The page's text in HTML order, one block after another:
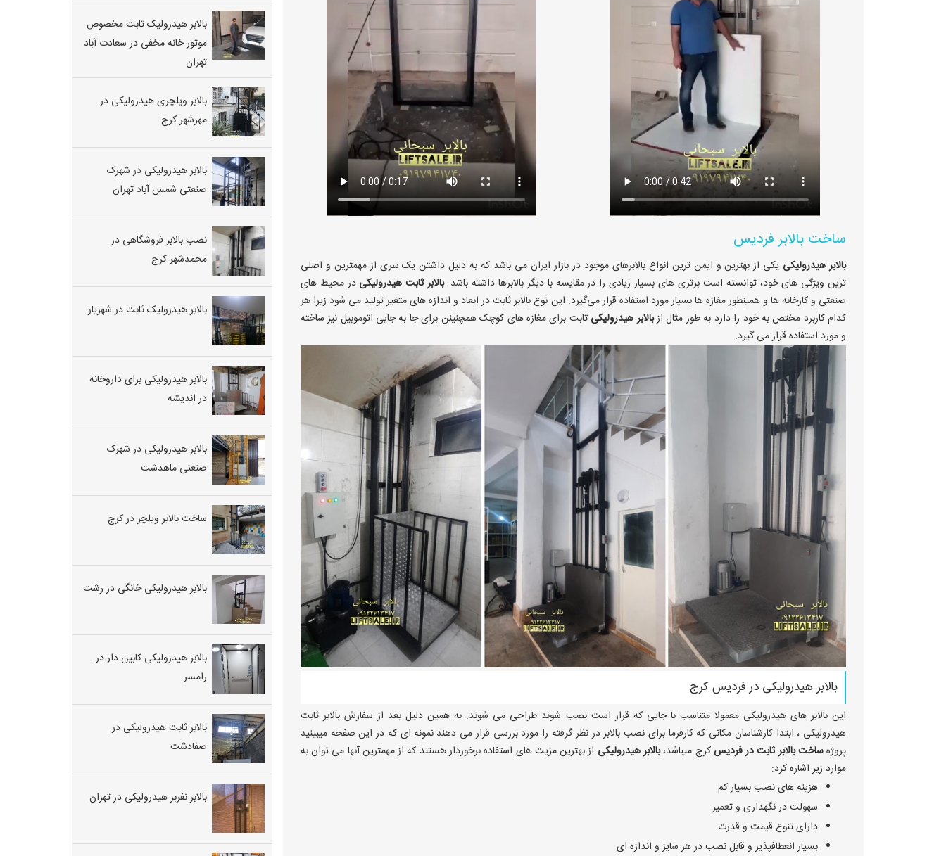
ساخت بالابر فردیس
بالابر هیدرولیکی یکی از بهترین و ایمن ترین انواع بالابرهای موجود در بازار ایران می باشد که به دلیل داشتن یک سری از مهمترین و اصلی
ترین ویژگی های خود، توانسته است برتری های بسیار زیادی را در مقایسه با دیگر بالابرها داشته باشد.بالابر ثابت هیدرولیکی در محیط های
صنعتی و کارخانه ها و همینطور مغازه ها بسیار مورد استفاده قرار می‌گیرد. این نوع بالابر ثابت در ابعاد و اندازه های متغیر تولید می شود زیرا هر
کدام کاربرد مختص به خود را دارد به طور مثال ازبالابر هیدرولیکی ثابت برای مغازه های کوچک همچنینن برای جا به جایی اتوموبیل نیز ساخته
و مورد استفاده قرار می گیرد.
بالابر هیدرولیکی در فردیس کرج
این بالابر های هیدرولیکی معمولا متناسب با جایی که قرار است نصب شوند طراحی می شوند. به همین دلیل بعد از سفارش بالابر ثابت
هیدرولیکی ، ابتدا کارشناسان مکانی که کارفرما برای نصب بالابر در نظر گرفته را مورد بررسی قرار می دهند.نمونه ای که در این صفحه میبینید
پروژهساخت بالابر ثابت در فردیسکرج میباشد،بالابر هیدرولیکی از بهترین مزیت های استفاده برخوردار هستند که از مهمترین آنها می توان به
موارد زیر اشاره کرد:
هزینه های نصب بسیار کم
سهولت در نگهداری و تعمیر
دارای تنوع قیمت و قدرت
بسیار انعطافپذیر و قابل نصب در هر سایز و اندازه ای
بالابر هیدرولیک ثابت مخصوص
موتور خانه مخفی در سعادت آباد
تهران
بالابر ویلچری هیدرولیکی در
مهرشهر کرج
بالابر هیدرولیکی در شهرک
صنعتی شمس آباد تهران
نصب بالابر فروشگاهی در
محمدشهر کرج
بالابر هیدرولیک ثابت در شهریار
بالابر هیدرولیکی برای داروخانه
در اندیشه
بالابر هیدرولیکی در شهرک
صنعتی ماهدشت
ساخت بالابر ویلچر در کرج
بالابر هیدرولیکی خانگی در رشت
بالابر هیدرولیکی کابین دار در
رامسر
بالابر ثابت هیدرولیکی در
صفادشت
بالابر نفربر هیدرولیکی در تهران